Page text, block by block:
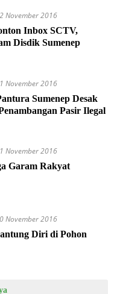
November 2016
Inbox SCTV,
Disdik Sumenep
November 2016
Sumenep Desak
Pasir Ilegal
November 2016
Garam Rakyat
November 2016
Diri di Pohon